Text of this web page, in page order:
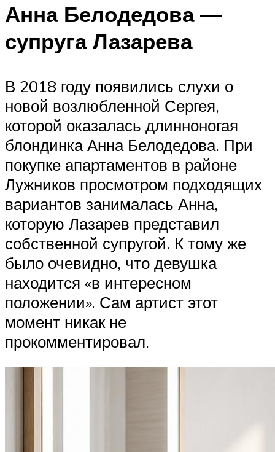
Анна Белодедова —
супруга Лазарева
В 2018 году появились слухи о
новой возлюбленной Сергея,
которой оказалась длинноногая
блондинка Анна Белодедова. При
покупке апартаментов в районе
Лужников просмотром подходящих
вариантов занималась Анна,
которую Лазарев представил
собственной супругой. К тому же
было очевидно, что девушка
находится «в интересном
положении». Сам артист этот
момент никак не
прокомментировал.